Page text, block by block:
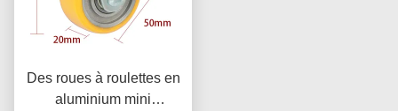
Des roues à roulettes en
aluminium mini